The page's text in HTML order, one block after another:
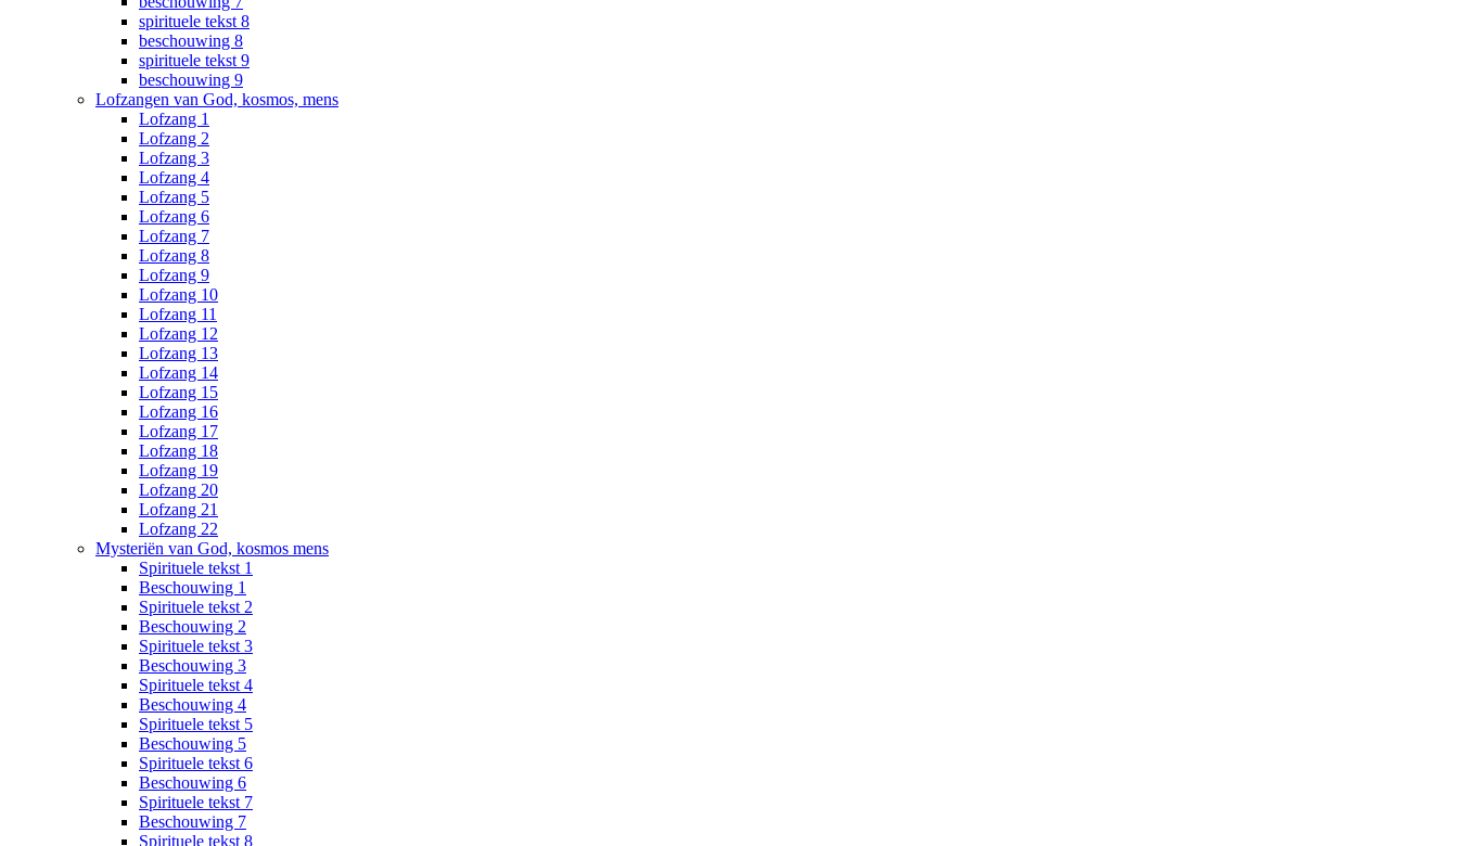
spirituele tekst 8
beschouwing 8
spirituele tekst 9
beschouwing 9
Lofzangen van God, kosmos, mens
Lofzang 1
Lofzang 2
Lofzang 3
Lofzang 4
Lofzang 5
Lofzang 6
Lofzang 7
Lofzang 8
Lofzang 9
Lofzang 10
Lofzang 11
Lofzang 12
Lofzang 13
Lofzang 14
Lofzang 15
Lofzang 16
Lofzang 17
Lofzang 18
Lofzang 19
Lofzang 20
Lofzang 21
Lofzang 22
Mysteriën van God, kosmos mens
Spirituele tekst 1
Beschouwing 1
Spirituele tekst 2
Beschouwing 2
Spirituele tekst 3
Beschouwing 3
Spirituele tekst 4
Beschouwing 4
Spirituele tekst 5
Beschouwing 5
Spirituele tekst 6
Beschouwing 6
Spirituele tekst 7
Beschouwing 7
Spirituele tekst 8